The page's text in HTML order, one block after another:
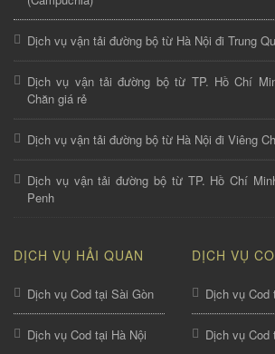
Dịch vụ vận tải đường bộ từ Hà Nội đi Trung
Dịch vụ vận tải đường bộ từ TP. Hồ Chí
Chăn giá rẻ
Dịch vụ vận tải đường bộ từ Hà Nội đi Viêng
Dịch vụ vận tải đường bộ từ TP. Hồ Chí
Penh
DỊCH VỤ HẢI QUAN
Dịch vụ Cod tại Sài Gòn
Dịch vụ Cod tại Hà Nội
DỊCH VỤ
Dịch vụ Cod
Dịch vụ Cod